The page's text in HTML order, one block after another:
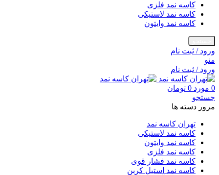
کاسه نمد فلزی
کاسه نمد لاستیکی
کاسه نمد وایتون
ورود / ثبت نام
منو
ورود / ثبت نام
0 مورد 0 تومان
جستجو
مرور دسته ها
تهران کاسه نمد
کاسه نمد لاستیکی
کاسه نمد وایتون
کاسه نمد فلزی
کاسه نمد فشار قوی
کاسه نمد استیل کربن